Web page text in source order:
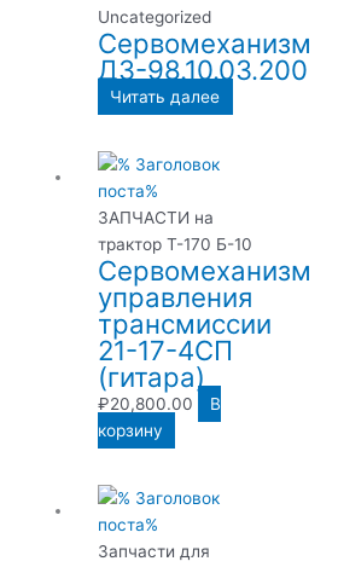
Uncategorized
Сервомеханизм
ДЗ-98.10.03.200
Читать далее
ЗАПЧАСТИ на
трактор Т-170 Б-10
Сервомеханизм
управления
трансмиссии
21-17-4СП
(гитара)
₽20,800.00
В
корзину
Запчасти для